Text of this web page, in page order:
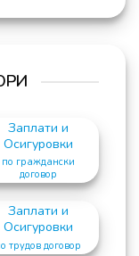
Заплати и
Осигуровки
по граждански
договор
Заплати и
Осигуровки
трудов договор